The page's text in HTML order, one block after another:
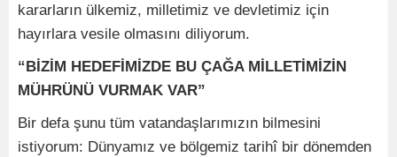
kararların ülkemiz, milletimiz ve devletimiz için
hayırlara vesile olmasını diliyorum.
“BİZİM HEDEFİMİZDE BU ÇAĞA MİLLETİMİZİN
MÜHRÜNÜ VURMAK VAR”
Bir defa şunu tüm vatandaşlarımızın bilmesini
istiyorum: Dünyamız ve bölgemiz tarihî bir dönemden